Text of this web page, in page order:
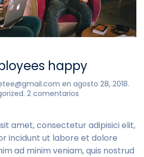
happy
en agosto 28, 2018.
. 2 comentarios
happy
amet, consectetur adipisici elit,
incidunt ut labore et dolore
ad minim veniam, quis nostrud